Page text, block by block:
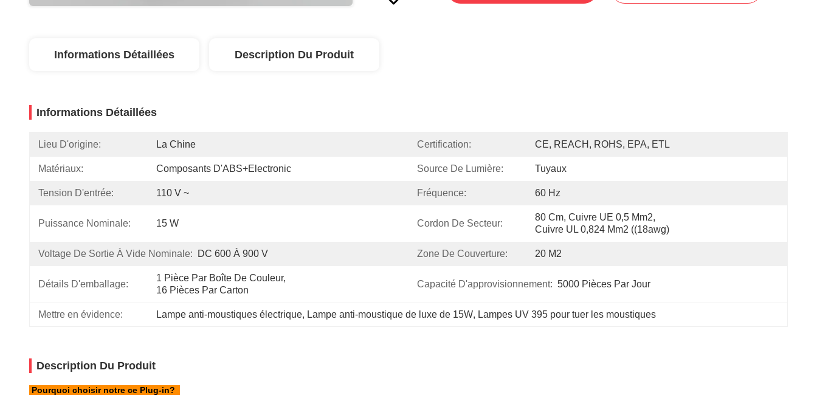
Informations Détaillées Description Du Produit
Informations Détaillées
Lieu D'origine: La Chine Certification: CE, REACH, ROHS, EPA, ETL
Matériaux: Composants D'ABS+electronic Source De Lumière: Tuyaux
Tension D'entrée: 110 V ~ Fréquence: 60 Hz
Puissance Nominale: 15 W Cordon De Secteur:
80 Cm, Cuivre UE 0,5 Mm2,
Cuivre UL 0,824 Mm2 ((18awg)
Voltage De Sortie À Vide Nominale: DC 600 À 900 V Zone De Couverture: 20 M2
Détails D'emballage:
1 Pièce Par Boîte De Couleur,
16 Pièces Par Carton
Capacité D'approvisionnement: 5000 Pièces Par Jour
Mettre en évidence: Lampe anti-moustiques électrique, Lampe anti-moustique de luxe de 15W, Lampes UV 395 pour tuer les moustiques
Description Du Produit
Pourquoi choisir notre ce Plug-in?